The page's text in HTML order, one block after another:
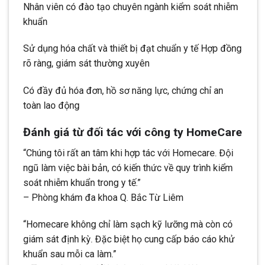
Nhân viên có đào tạo chuyên ngành kiểm soát nhiễm
khuẩn
Sử dụng hóa chất và thiết bị đạt chuẩn y tế Hợp đồng
rõ ràng, giám sát thường xuyên
Có đầy đủ hóa đơn, hồ sơ năng lực, chứng chỉ an
toàn lao động
Đánh giá từ đối tác với công ty HomeCare
“Chúng tôi rất an tâm khi hợp tác với Homecare. Đội
ngũ làm việc bài bản, có kiến thức về quy trình kiểm
soát nhiễm khuẩn trong y tế.”
– Phòng khám đa khoa Q. Bắc Từ Liêm
“Homecare không chỉ làm sạch kỹ lưỡng mà còn có
giám sát định kỳ. Đặc biệt họ cung cấp báo cáo khử
khuẩn sau mỗi ca làm.”